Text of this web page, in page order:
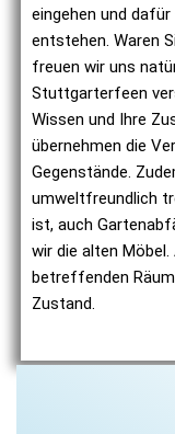
eingehen und
entstehen. Waren
freuen wir uns
Stuttgarterfeen
Wissen und Ihre
übernehmen die
Gegenstände.
umweltfreundlich
ist, auch
wir die alten
betreffenden
Zustand.